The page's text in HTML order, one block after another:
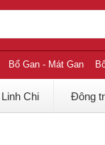
Bổ Gan - Mát Gan
Linh Chi Đông